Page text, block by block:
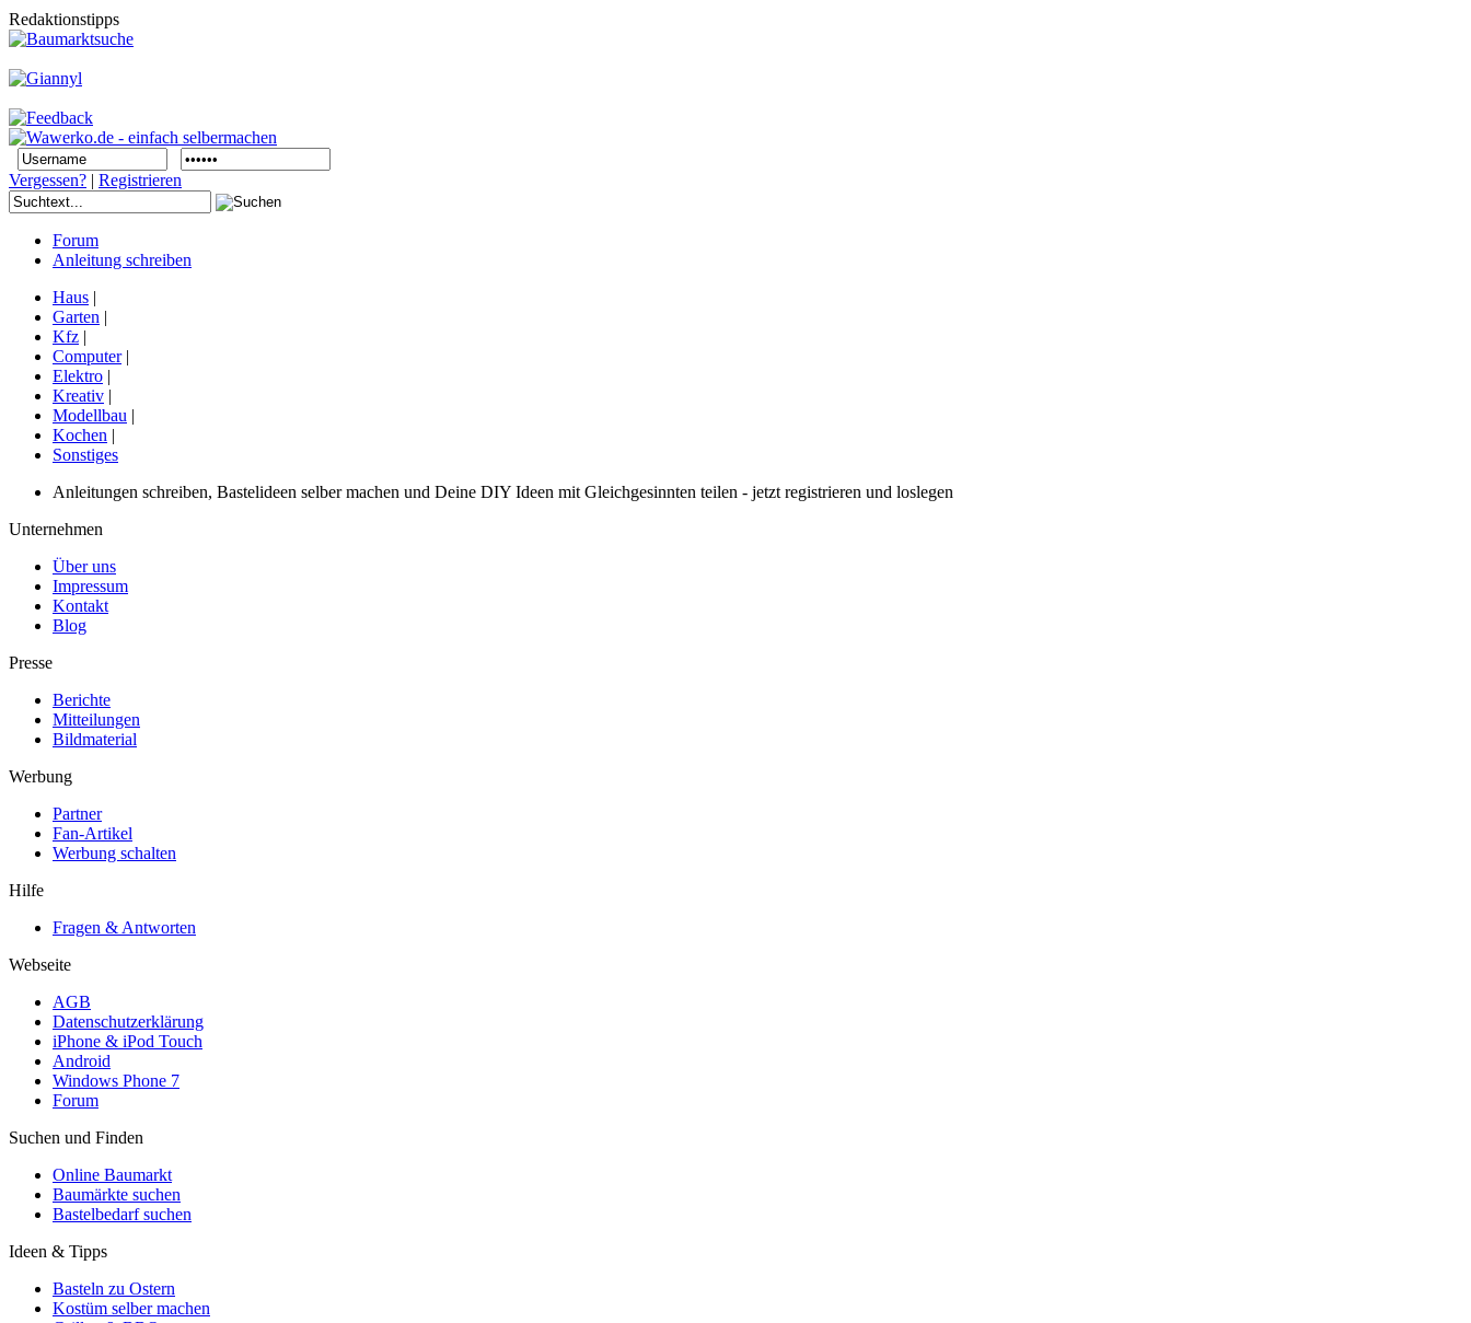
Redaktionstipps
Vergessen? | Registrieren
Forum
Anleitung schreiben
Haus |
Garten |
Kfz |
Computer|
Elektro |
Kreativ |
Modellbau |
Kochen |
Sonstiges
Anleitungen schreiben, Bastelideen selber machen und Deine DIY Ideen mit Gleichgesinnten teilen - jetzt registrieren und loslegen
Unternehmen
Über uns
Impressum
Kontakt
Blog
Presse
Berichte
Mitteilungen
Bildmaterial
Werbung
Partner
Fan-Artikel
Werbung schalten
Hilfe
Fragen & Antworten
Webseite
AGB
Datenschutzerklärung
iPhone & iPod Touch
Android
Windows Phone 7
Forum
Suchen und Finden
Online Baumarkt
Baumärkte suchen
Bastelbedarf suchen
Ideen & Tipps
Basteln zu Ostern
Kostüm selber machen